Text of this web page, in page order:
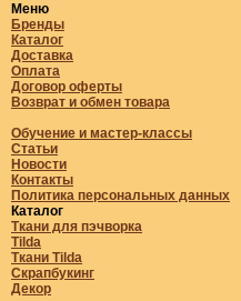
Меню
Бренды
Каталог
Доставка
Оплата
Договор оферты
Возврат и обмен товара
Обучение и мастер-классы
Статьи
Новости
Контакты
Политика персональных данных
Каталог
Ткани для пэчворка
Tilda
Ткани Tilda
Скрапбукинг
Декор